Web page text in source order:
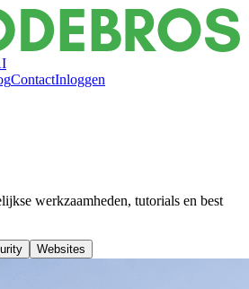
ContactInloggen
werkzaamheden, tutorials en best
Websites